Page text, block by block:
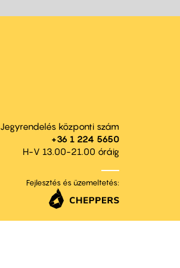
Jegyrendelés központi szám
+36 1 224 5650
H-V 13.00-21.00 óráig
Fejlesztés és üzemeltetés: